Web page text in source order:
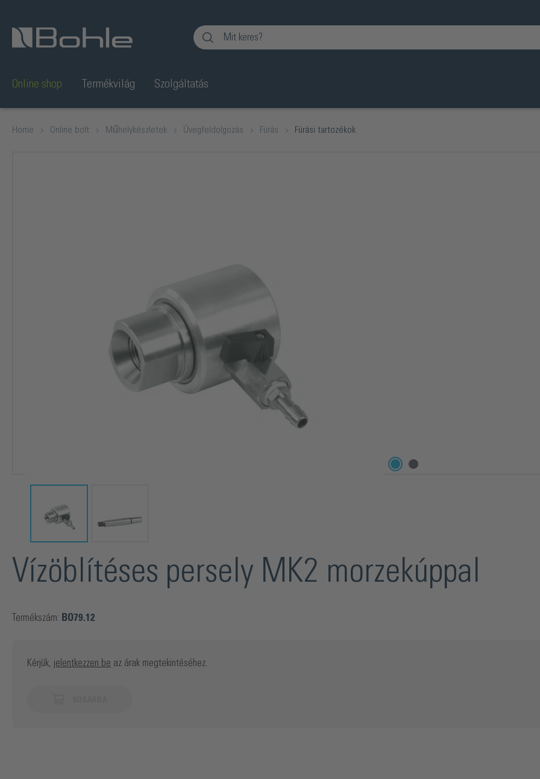
Online shop Termékvilág Szolgáltatás
Home Online bolt Műhelykészletek Üvegfeldolgozás Fúrás Fúrási tartozékok
Vízöblítéses persely MK2 morzekúppal
Termékszám: BO79.12
Kérjük, jelentkezzen be az árak megtekintéséhez.